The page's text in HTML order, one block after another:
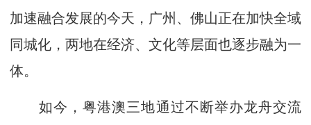
加速融合发展的今天，广州、佛山正在加快全域
同城化，两地在经济、文化等层面也逐步融为一
体。
如今，粤港澳三地通过不断举办龙舟交流